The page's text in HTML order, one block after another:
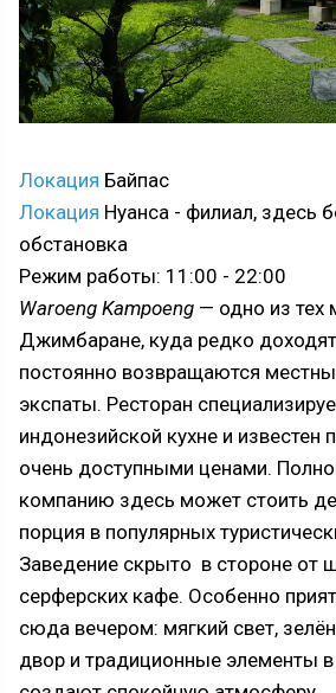
Локация Байпас
Локация Нуанса - филиал, здесь
обстановка
Режим работы: 11:00 - 22:00
Waroeng Kampoeng — одно из тех
Джимбаране, куда редко
постоянно возвращаются
экспаты. Ресторан
индонезийской кухне и известен
очень доступными ценами.
компанию здесь может стоить
порция в популярных
Заведение скрыто в стороне от
серферских кафе. Особенно
сюда вечером: мягкий свет,
двор и традиционные элементы